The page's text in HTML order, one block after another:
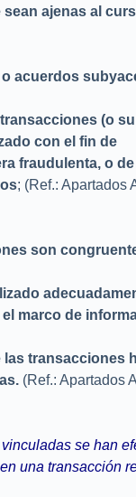
ajenas al
acuerdos
(o
con el fin de
fraudulenta, o
; (Ref.: Apartados
son
marco de
transacciones
(Ref.: Apartados
se han
una transacción